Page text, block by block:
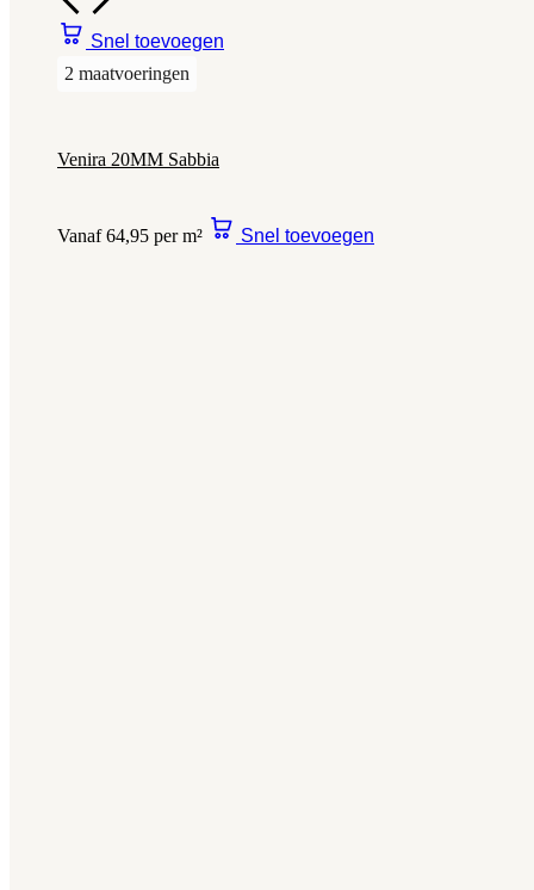
Snel toevoegen
2 maatvoeringen
Venira 20MM Sabbia
Vanaf 64,95 per m² Snel toevoegen